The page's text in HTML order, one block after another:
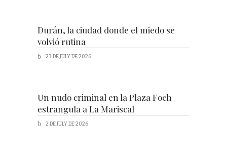
Durán, la ciudad donde el miedo se
volvió rutina
23 DE JULY DE 2026
Un nudo criminal en la Plaza Foch
estrangula a La Mariscal
2 DE JULY DE 2026